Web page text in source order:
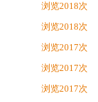
浏览2018次
浏览2018次
浏览2017次
浏览2017次
浏览2017次